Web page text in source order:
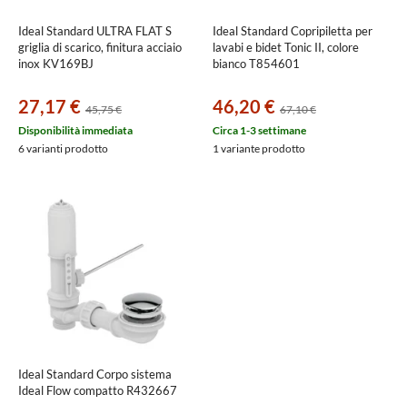
Ideal Standard ULTRA FLAT S
griglia di scarico, finitura acciaio
inox KV169BJ
27,17 € 45,75 €
Disponibilità immediata
6 varianti prodotto
Ideal Standard Copripiletta per
lavabi e bidet Tonic II, colore
bianco T854601
46,20 € 67,10 €
Circa 1-3 settimane
1 variante prodotto
Ideal Standard Corpo sistema
Ideal Flow compatto R432667